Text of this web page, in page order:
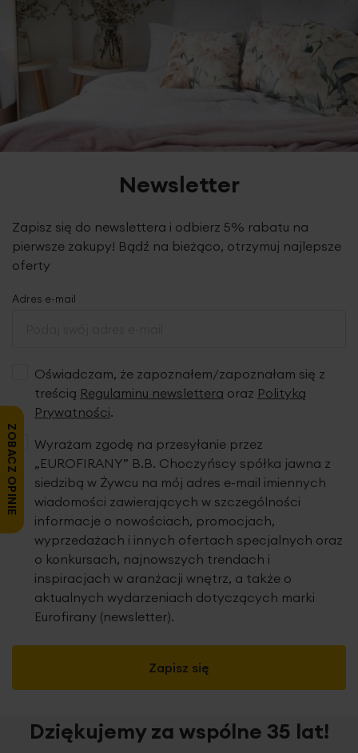
Tolerancja rozmiaru
Pobierz instrukcję użytkowania i bezpieczeństwa produktu
elegancja
Wykończenie:
Wąska bordiura – subtelny detal
dodający klasy
Funkcjonalność:
Szybko osusza ciało,
pozostawiając uczucie komfortu
zachowuje jakość i kolor
Pielęgnacja:Przystosowany do prania w pralce –
Zastosowanie:Idealny do użytku domowego,
hotelowego i spa
Ten ręcznik to połączenie praktyczności z eleganckim
designem – świetnie sprawdzi się jako element
Dane techniczne:
długość: 50 cm
skład: frota: 100% bawełna
gramatura: 500 g/m
Metka z instrukcją prania jest wszyta w górnym rogu
każdego ręcznika. Ręczniki kolorowe przed użytkowaniem
należy wyprać trzykrotnie bez użycia środków
zmiękczających. Podobne kolory powinny być prane
razem. Ręczniki wykonane metodą pętelkową. Ten typ
fazie użytkowania ręczników pojawia się pylenie, które jest
wynikiem wykruszania się parafiny z włókien. Nie jest ono
trakcie użytkowania ręczników pylenie całkowicie ustępuje,
jednocześnie zwiększa się ich puszystość i chłonność.
Nie można wybielać i chlorować
Newsletter
Zapisz się do newslettera i odbierz 5% rabatu na
pierwsze zakupy! Bądź na bieżąco, otrzymuj najlepsze
oferty
Adres e-mail
Oświadczam, że zapoznałem/zapoznałam się z
treścią Regulaminu newslettera oraz Polityką
Prywatności.
Zapisz się
Wyrażam zgodę na przesyłanie przez
„EUROFIRANY” B.B. Choczyńscy spółka jawna z
siedzibą w Żywcu na mój adres e-mail imiennych
wiadomości zawierających w szczególności
informacje o nowościach, promocjach,
wyprzedażach i innych ofertach specjalnych oraz
o konkursach, najnowszych trendach i
inspiracjach w aranżacji wnętrz, a także o
aktualnych wydarzeniach dotyczących marki
Eurofirany (newsletter).
Dziękujemy za wspólne 35 lat!
ZOBACZ OPINIE